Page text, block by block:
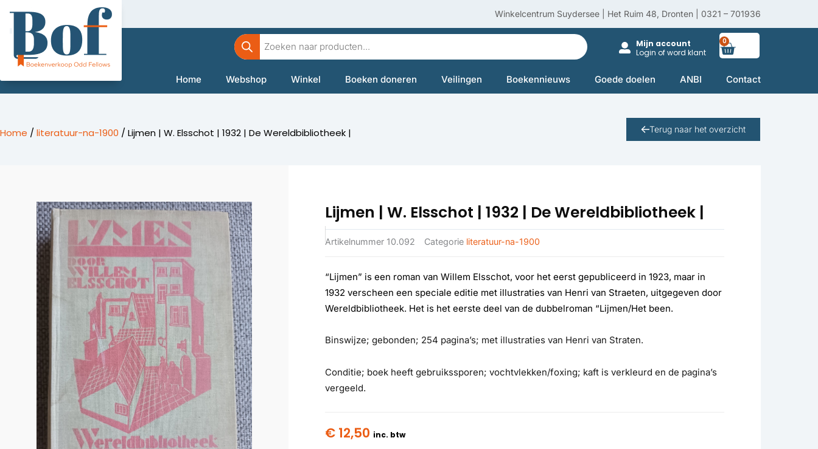
inhoud
Winkelcentrum Suydersee | Het Ruim 48, Dronten | 0321 – 701936
Producten
zoeken
Mijn account
Login of word klant
0
Home Webshop Winkel Boeken doneren Veilingen Boekennieuws Goede doelen ANBI Contact
Home / literatuur-na-1900 / Lijmen | W. Elsschot | 1932 | De Wereldbibliotheek | Terug naar het overzicht
Lijmen | W. Elsschot | 1932 | De Wereldbibliotheek |
Artikelnummer 10.092 Categorie literatuur-na-1900
“Lijmen” is een roman van Willem Elsschot, voor het eerst gepubliceerd in 1923, maar in
1932 verscheen een speciale editie met illustraties van Henri van Straeten, uitgegeven door
Wereldbibliotheek. Het is het eerste deel van de dubbelroman “Lijmen/Het been.
Binswijze; gebonden; 254 pagina’s; met illustraties van Henri van Straten.
Conditie; boek heeft gebruikssporen; vochtvlekken/foxing; kaft is verkleurd en de pagina’s
vergeeld.
€12,50 inc. btw